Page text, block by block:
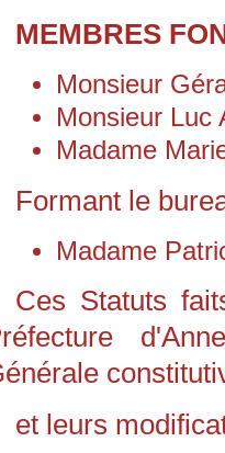
MEMBRES
Monsieur
Monsieur Luc
Madame
Formant le
Madame
Ces Statuts
et leurs